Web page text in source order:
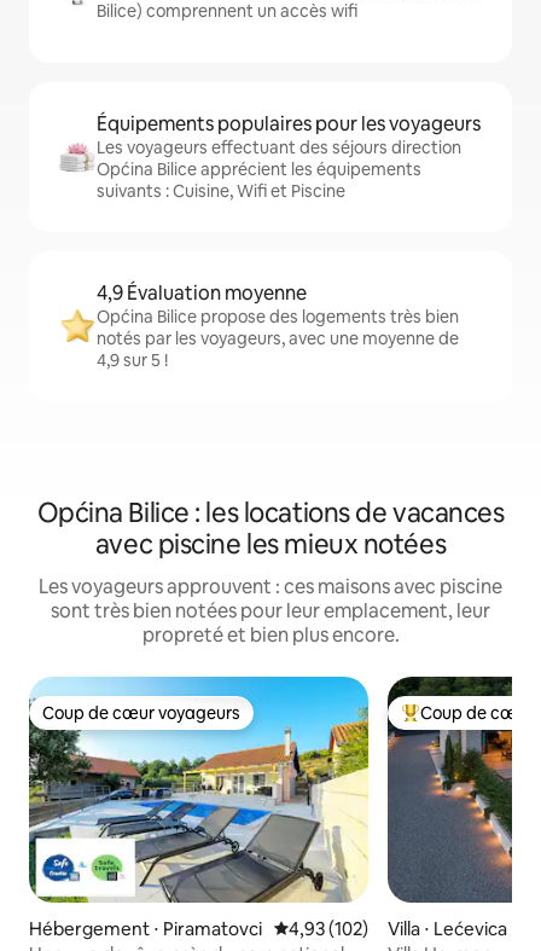
Bilice) comprennent un accès wifi
Équipements populaires pour les voyageurs
Les voyageurs effectuant des séjours direction
Općina Bilice apprécient les équipements
suivants : Cuisine, Wifi et Piscine
4,9 Évaluation moyenne
Općina Bilice propose des logements très bien
notés par les voyageurs, avec une moyenne de
4,9 sur 5 !
Općina Bilice : les locations de vacances
avec piscine les mieux notées
Les voyageurs approuvent : ces maisons avec piscine
sont très bien notées pour leur emplacement, leur
propreté et bien plus encore.
Coup de cœur voyageurs
Coup de cœur voyageurs
Hébergement ⋅ Piramatovci Évaluation moyenne sur la
4,93 (102)
Coups de cœur
Coup de cœur
Villa ⋅ Lećevica